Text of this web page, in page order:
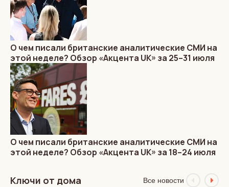
О чем писали британские аналитические СМИ на
этой неделе? Обзор «Акцента UK» за 25–31 июля
О чем писали британские аналитические СМИ на
этой неделе? Обзор «Акцента UK» за 18–24 июля
Ключи от дома Все новости